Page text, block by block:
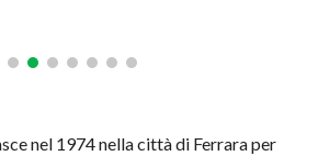
nel 1974 nella città di Ferrara per